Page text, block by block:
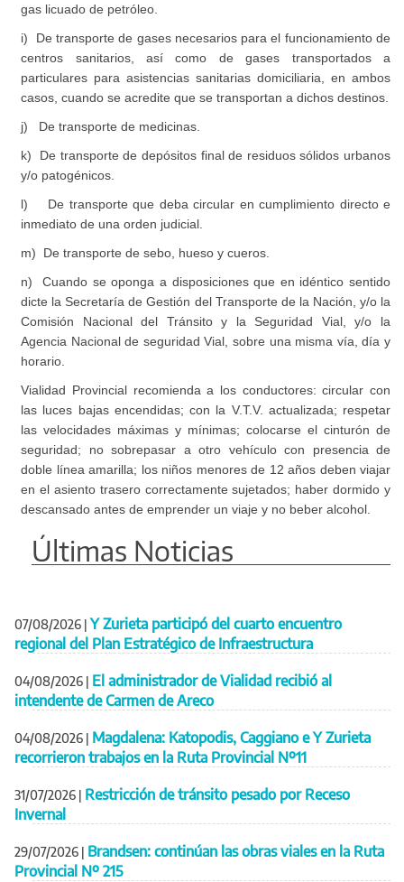
gas licuado de petróleo.
i) De transporte de gases necesarios para el funcionamiento de
centros sanitarios, así como de gases transportados a
particulares para asistencias sanitarias domiciliaria, en ambos
casos, cuando se acredite que se transportan a dichos destinos.
j) De transporte de medicinas.
k) De transporte de depósitos final de residuos sólidos urbanos
y/o patogénicos.
l) De transporte que deba circular en cumplimiento directo e
inmediato de una orden judicial.
m) De transporte de sebo, hueso y cueros.
n) Cuando se oponga a disposiciones que en idéntico sentido
dicte la Secretaría de Gestión del Transporte de la Nación, y/o la
Comisión Nacional del Tránsito y la Seguridad Vial, y/o la
Agencia Nacional de seguridad Vial, sobre una misma vía, día y
horario.
Vialidad Provincial recomienda a los conductores: circular con
las luces bajas encendidas; con la V.T.V. actualizada; respetar
las velocidades máximas y mínimas; colocarse el cinturón de
seguridad; no sobrepasar a otro vehículo con presencia de
doble línea amarilla; los niños menores de 12 años deben viajar
en el asiento trasero correctamente sujetados; haber dormido y
descansado antes de emprender un viaje y no beber alcohol.
Últimas Noticias
07/08/2026 | Y Zurieta participó del cuarto encuentro
regional del Plan Estratégico de Infraestructura
04/08/2026 | El administrador de Vialidad recibió al
intendente de Carmen de Areco
04/08/2026 | Magdalena: Katopodis, Caggiano e Y Zurieta
recorrieron trabajos en la Ruta Provincial Nº11
31/07/2026 | Restricción de tránsito pesado por Receso
Invernal
29/07/2026 | Brandsen: continúan las obras viales en la Ruta
Provincial Nº 215